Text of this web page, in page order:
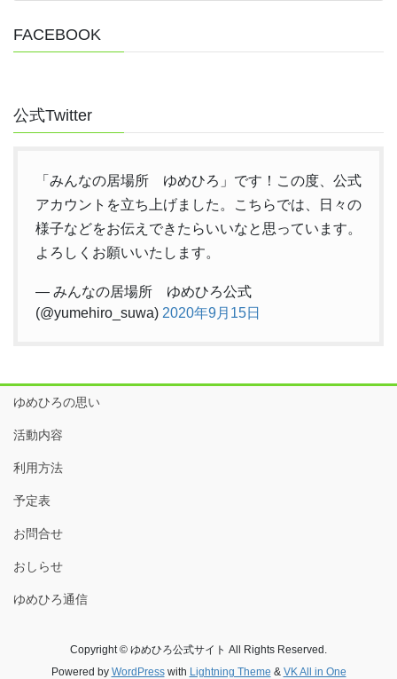
FACEBOOK
公式Twitter
「みんなの居場所 ゆめひろ」です！この度、公式
アカウントを立ち上げました。こちらでは、日々の
様子などをお伝えできたらいいなと思っています。
よろしくお願いいたします。
— みんなの居場所 ゆめひろ公式
(@yumehiro_suwa) 2020年9月15日
ゆめひろの思い
活動内容
利用方法
予定表
お問合せ
おしらせ
ゆめひろ通信
Copyright © ゆめひろ公式サイト All Rights Reserved.
Powered by WordPresswith Lightning Theme & VK All in One